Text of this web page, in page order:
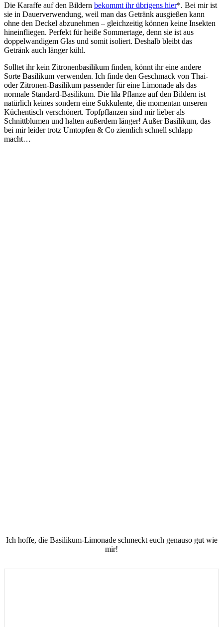
Die Karaffe auf den Bildern bekommt ihr übrigens hier*. Bei mir ist
sie in Dauerverwendung, weil man das Getränk ausgießen kann
ohne den Deckel abzunehmen – gleichzeitig können keine Insekten
hineinfliegen. Perfekt für heiße Sommertage, denn sie ist aus
doppelwandigem Glas und somit isoliert. Deshalb bleibt das
Getränk auch länger kühl.
Solltet ihr kein Zitronenbasilikum finden, könnt ihr eine andere
Sorte Basilikum verwenden. Ich finde den Geschmack von Thai-
oder Zitronen-Basilikum passender für eine Limonade als das
normale Standard-Basilikum. Die lila Pflanze auf den Bildern ist
natürlich keines sondern eine Sukkulente, die momentan unseren
Küchentisch verschönert. Topfpflanzen sind mir lieber als
Schnittblumen und halten außerdem länger! Außer Basilikum, das
bei mir leider trotz Umtopfen & Co ziemlich schnell schlapp
macht…
Ich hoffe, die Basilikum-Limonade schmeckt euch genauso gut wie
mir!